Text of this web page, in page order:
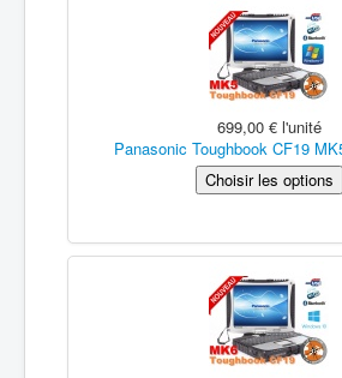
699,00 € l'unité
Panasonic Toughbook CF19